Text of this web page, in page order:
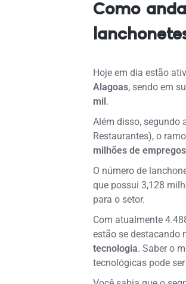
Como
Hoje em dia estão
Alagoas, sendo em
mil.
Além disso, segundo
Restaurantes), o
milhões de
O número de
que possui 3,128
para o setor.
Com atualmente
estão se destacando
tecnologia. Saber o
tecnológicas pode ser